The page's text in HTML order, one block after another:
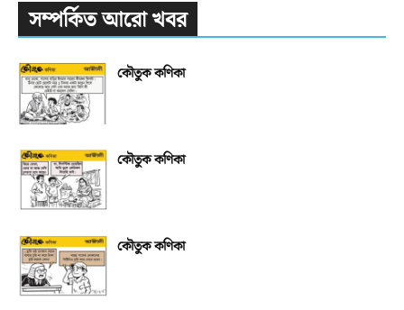
সম্পর্কিত আরো খবর
কৌতুক কণিকা
কৌতুক কণিকা
কৌতুক কণিকা